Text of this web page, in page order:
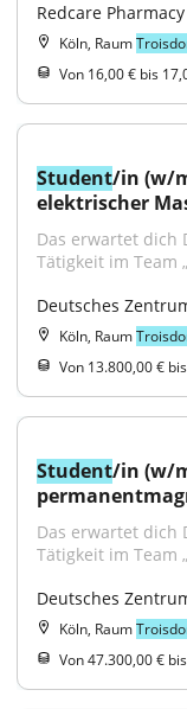
Redcare Pharmacy
Köln, Raum
Von 16,00 € bis
Student/in (w/
elektrischer
Das erwartet dich
Tätigkeit im Team
Deutsches
Köln, Raum
Von 13.800,00 €
Student/in (w/
Das erwartet dich
Tätigkeit im Team
Deutsches
Köln, Raum
Von 47.300,00 €